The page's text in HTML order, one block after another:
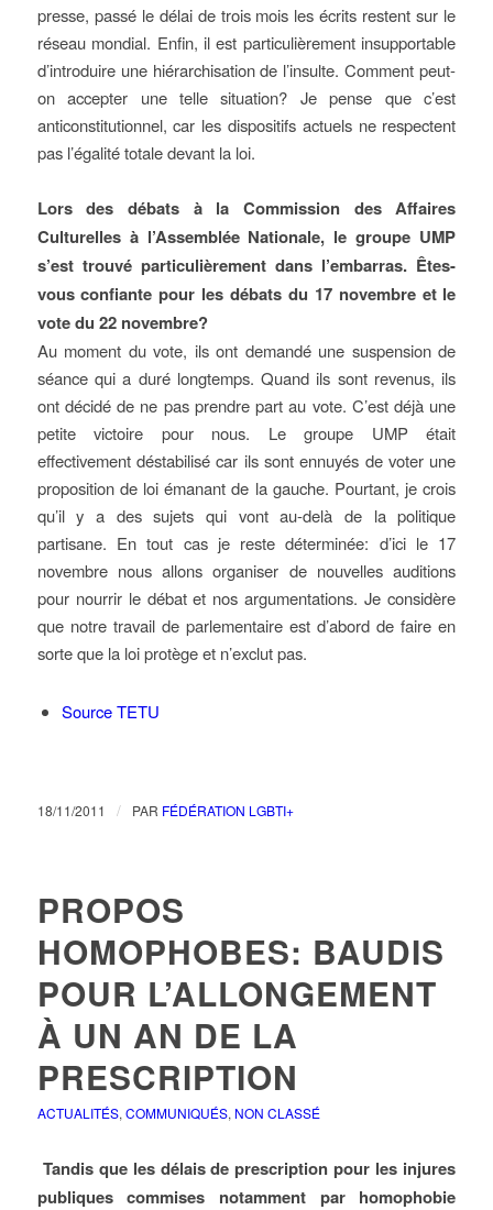
presse, passé le délai de trois mois les écrits restent sur le
réseau mondial. Enfin, il est particulièrement insupportable
d’introduire une hiérarchisation de l’insulte. Comment peut-
on accepter une telle situation? Je pense que c’est
anticonstitutionnel, car les dispositifs actuels ne respectent
pas l’égalité totale devant la loi.
Lors des débats à la Commission des Affaires
Culturelles à l’Assemblée Nationale, le groupe UMP
s’est trouvé particulièrement dans l’embarras. Êtes-
vous confiante pour les débats du 17 novembre et le
vote du 22 novembre?
Au moment du vote, ils ont demandé une suspension de
séance qui a duré longtemps. Quand ils sont revenus, ils
ont décidé de ne pas prendre part au vote. C’est déjà une
petite victoire pour nous. Le groupe UMP était
effectivement déstabilisé car ils sont ennuyés de voter une
proposition de loi émanant de la gauche. Pourtant, je crois
qu’il y a des sujets qui vont au-delà de la politique
partisane. En tout cas je reste déterminée: d’ici le 17
novembre nous allons organiser de nouvelles auditions
pour nourrir le débat et nos argumentations. Je considère
que notre travail de parlementaire est d’abord de faire en
sorte que la loi protège et n’exclut pas.
Source TETU
18/11/2011 / PAR FÉDÉRATION LGBTI+
PROPOS
HOMOPHOBES: BAUDIS
POUR L’ALLONGEMENT
À UN AN DE LA
PRESCRIPTION
ACTUALITÉS, COMMUNIQUÉS, NON CLASSÉ
Tandis que les délais de prescription pour les injures
publiques commises notamment par homophobie